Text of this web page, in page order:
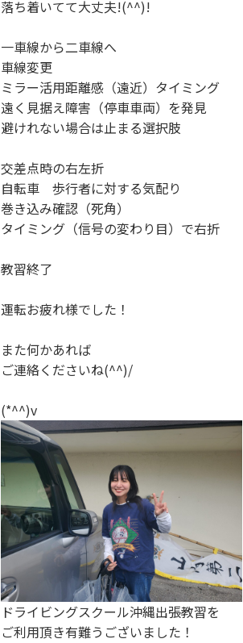
落ち着いてて大丈夫!(^^)!
一車線から二車線へ
車線変更
ミラー活用距離感（遠近）タイミング
遠く見据え障害（停車車両）を発見
避けれない場合は止まる選択肢
交差点時の右左折
自転車 歩行者に対する気配り
巻き込み確認（死角）
タイミング（信号の変わり目）で右折
教習終了
運転お疲れ様でした！
また何かあれば
ご連絡くださいね(^^)/
(*^^)v
ドライビングスクール沖縄出張教習を
ご利用頂き有難うございました！